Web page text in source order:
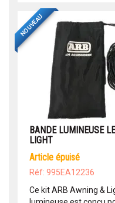
NOUVEAU
BANDE LUMINEUSE
LIGHT
article épuisé
Réf: 995EA12236
Ce kit ARB Awning &